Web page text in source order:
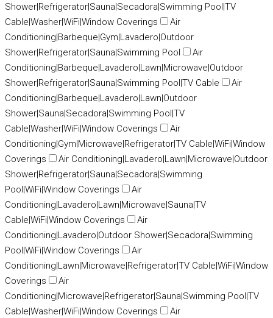
Shower|Refrigerator|Sauna|Secadora|Swimming Pool|TV
Cable|Washer|WiFi|Window Coverings
Air
Conditioning|Barbeque|Gym|Lavadero|Outdoor
Shower|Refrigerator|Sauna|Swimming Pool
Air
Conditioning|Barbeque|Lavadero|Lawn|Microwave|Outdoor
Shower|Refrigerator|Sauna|Swimming Pool|TV Cable
Air
Conditioning|Barbeque|Lavadero|Lawn|Outdoor
Shower|Sauna|Secadora|Swimming Pool|TV
Cable|Washer|WiFi|Window Coverings
Air
Conditioning|Gym|Microwave|Refrigerator|TV Cable|WiFi|Window
Coverings
Air Conditioning|Lavadero|Lawn|Microwave|Outdoor
Shower|Refrigerator|Sauna|Secadora|Swimming
Pool|WiFi|Window Coverings
Air
Conditioning|Lavadero|Lawn|Microwave|Sauna|TV
Cable|WiFi|Window Coverings
Air
Conditioning|Lavadero|Outdoor Shower|Secadora|Swimming
Pool|WiFi|Window Coverings
Air
Conditioning|Lawn|Microwave|Refrigerator|TV Cable|WiFi|Window
Coverings
Air
Conditioning|Microwave|Refrigerator|Sauna|Swimming Pool|TV
Cable|Washer|WiFi|Window Coverings
Air